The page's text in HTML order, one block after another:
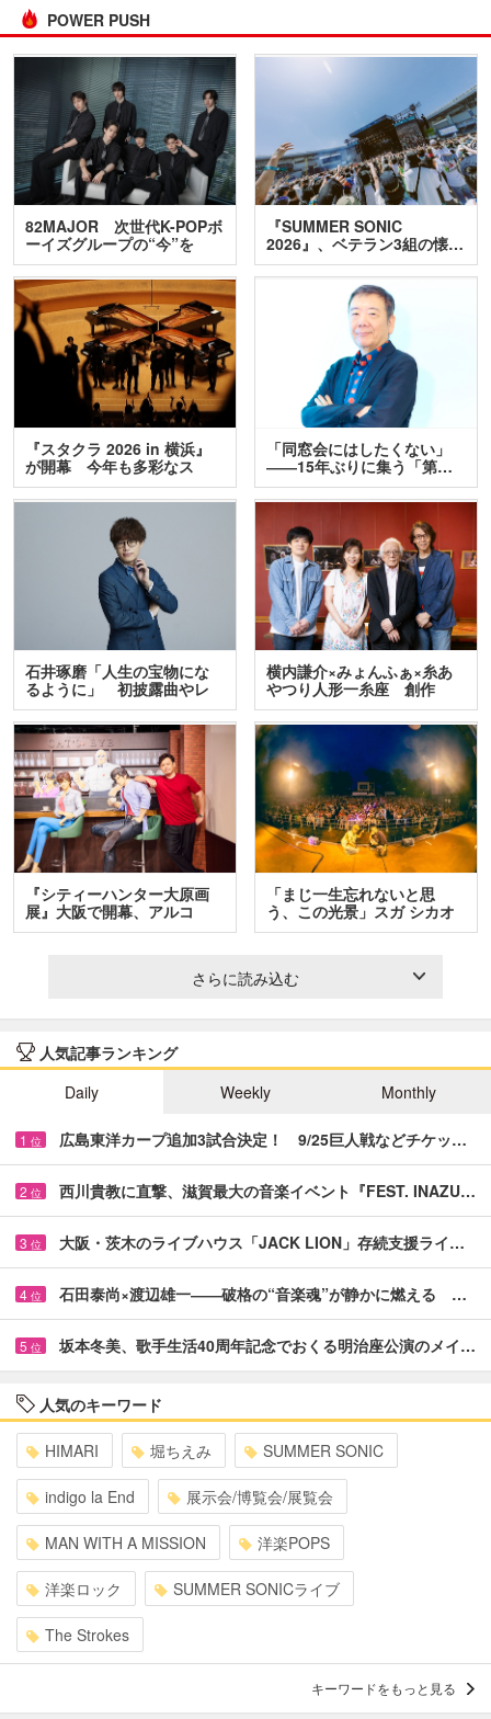
POWER PUSH
82MAJOR 次世代K-POPボ
ーイズグループの“今”を
訊…
『SUMMER SONIC
2026』、ベテラン3組の懐…
『スタクラ 2026 in 横浜』
が開幕 今年も多彩なス
テ…
「同窓会にはしたくない」
――15年ぶりに集う「第…
石井琢磨「人生の宝物にな
るように」 初披露曲やレ
ア…
横内謙介×みょんふぁ×糸あ
やつり人形一糸座 創作
人…
『シティーハンター大原画
展』大阪で開幕、アルコ
＆…
「まじ一生忘れないと思
う、この光景」スガ シカオ
と…
さらに読み込む
人気記事ランキング
Daily
Weekly Monthly
1 位 広島東洋カープ追加3試合決定！ 9/25巨人戦などチケッ…
2 位 西川貴教に直撃、滋賀最大の音楽イベント『FEST. INAZU…
3 位 大阪・茨木のライブハウス「JACK LION」存続支援ライ…
4 位 石田泰尚×渡辺雄一――破格の“音楽魂”が静かに燃える …
5 位 坂本冬美、歌手生活40周年記念でおくる明治座公演のメイ…
人気のキーワード
HIMARI 堀ちえみ SUMMER SONIC
indigo la End 展示会/博覧会/展覧会
MAN WITH A MISSION 洋楽POPS
洋楽ロック SUMMER SONICライブ
The Strokes
キーワードをもっと見る